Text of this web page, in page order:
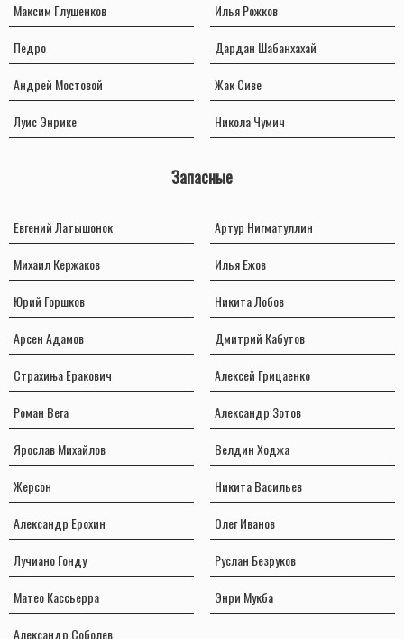
Максим Глушенков
Педро
Андрей Мостовой
Луис Энрике
Илья Рожков
Дардан Шабанхахай
Жак Сиве
Никола Чумич
Запасные
Евгений Латышонок
Михаил Кержаков
Юрий Горшков
Арсен Адамов
Страхиња Еракович
Роман Вега
Ярослав Михайлов
Жерсон
Александр Ерохин
Лучиано Гонду
Матео Кассьерра
Александр Соболев
Артур Нигматуллин
Илья Ежов
Никита Лобов
Дмитрий Кабутов
Алексей Грицаенко
Александр Зотов
Велдин Ходжа
Никита Васильев
Олег Иванов
Руслан Безруков
Энри Мукба